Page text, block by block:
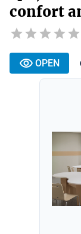
confort
OPEN